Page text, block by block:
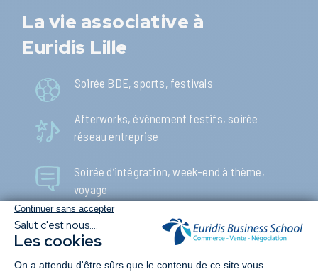
La vie associative à
Euridis Lille
Soirée BDE, sports, festivals
Afterworks, événement festifs, soirée
réseau entreprise
Soirée d’intégration, week-end à thème,
voyage